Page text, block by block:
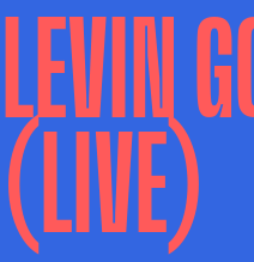
LEVIN
(LIVE)